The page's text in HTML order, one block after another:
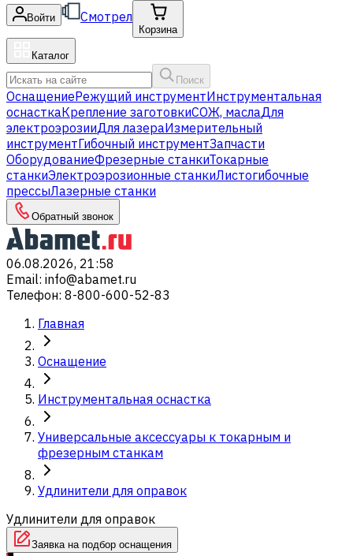
Войти Смотрел
Корзина
Каталог
Поиск
ОснащениеРежущий инструментИнструментальная
оснасткаКрепление заготовкиСОЖ, маслаДля
электроэрозииДля лазераИзмерительный
инструментГибочный инструментЗапчасти
ОборудованиеФрезерные станкиТокарные
станкиЭлектроэрозионные станкиЛистогибочные
прессыЛазерные станки
Обратный звонок
06.08.2026, 21:58
Email: info@abamet.ru
Телефон: 8-800-600-52-83
Главная
Оснащение
Инструментальная оснастка
Универсальные аксессуары к токарным и
фрезерным станкам
Удлинители для оправок
Удлинители для оправок
Заявка на подбор оснащения